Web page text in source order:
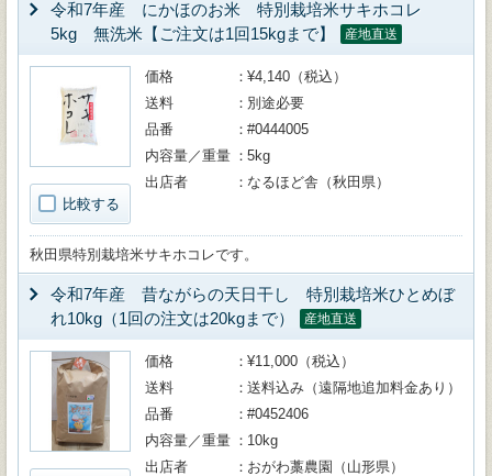
令和7年産 にかほのお米 特別栽培米サキホコレ
5kg 無洗米【ご注文は1回15kgまで】
産地直送
比較する
価格
¥4,140（税込）
送料
別途必要
品番
#0444005
内容量／重量
5kg
出店者
なるほど舎（秋田県）
秋田県特別栽培米サキホコレです。
令和7年産 昔ながらの天日干し 特別栽培米ひとめぼ
れ10kg（1回の注文は20kgまで）
産地直送
価格
¥11,000（税込）
送料
送料込み（遠隔地追加料金あり）
品番
#0452406
内容量／重量
10kg
出店者
おがわ藁農園（山形県）